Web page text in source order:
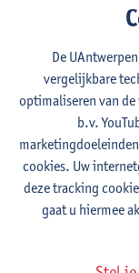
Domein 3.
Accountancy
6studiepunten
Lesgever(s):
Domein 6.
Beschrijvende
3studiepunten
De
vergelijkbare
optimaliseren van
b.v.
cookies. Uw
deze tracking
gaat u hiermee